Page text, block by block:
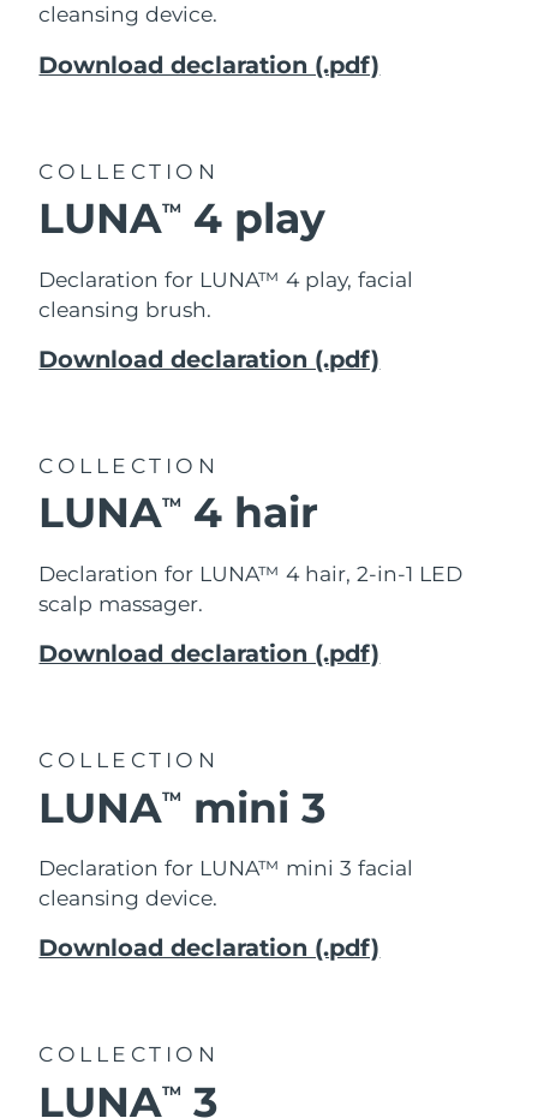
cleansing device.
Download declaration (.pdf)
COLLECTION
LUNATM 4 play
Declaration for LUNA™ 4 play, facial
cleansing brush.
Download declaration (.pdf)
COLLECTION
LUNATM 4 hair
Declaration for LUNA™ 4 hair,2-in-1 LED
scalp massager.
Download declaration (.pdf)
COLLECTION
LUNATM mini 3
Declaration for LUNA™ mini 3 facial
cleansing device.
Download declaration (.pdf)
COLLECTION
LUNATM 3